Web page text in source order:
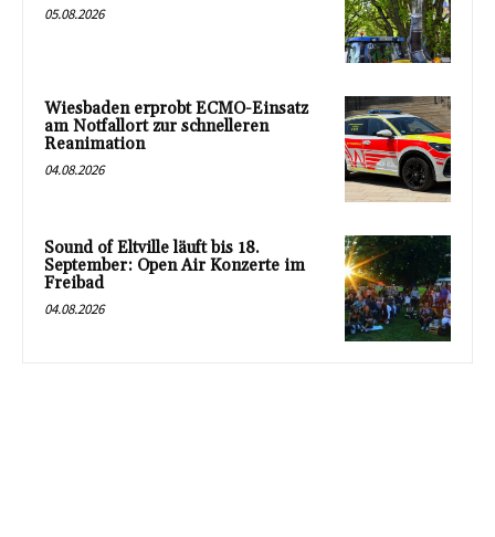
05.08.2026
Wiesbaden erprobt ECMO-Einsatz
am Notfallort zur schnelleren
Reanimation
04.08.2026
Sound of Eltville läuft bis 18.
September: Open Air Konzerte im
Freibad
04.08.2026